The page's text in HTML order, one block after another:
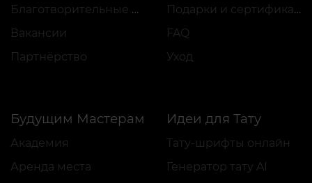
Благотворительные проекты
Вакансии
Партнёрство
Подарки и сертификаты
FAQ
Уход
Будущим Мастерам
Академия
Аренда места
Идеи для Тату
Тату-шрифты онлайн
Генератор тату AI